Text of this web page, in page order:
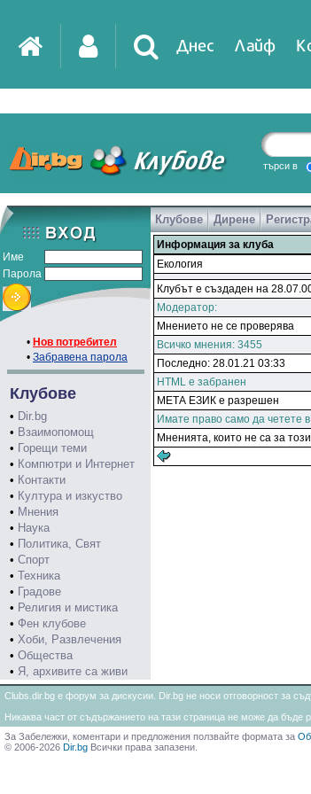
Днес Лайф
търси в
Име
Парола
• Нов потребител
• Забравена парола
Клубове
• Dir.bg
• Взаимопомощ
• Горещи теми
• Компютри и Интернет
• Контакти
• Култура и изкуство
• Мнения
• Наука
• Политика, Свят
• Спорт
• Техника
• Градове
• Религия и мистика
• Фен клубове
• Хоби, Развлечения
• Общества
• Я, архивите са живи
Клубове Дирене
Информация за клуба
Екология
Клубът е създаден на
Модератор:
Мнението не се проверява
Всичко мнения: 3455
Последно: 28.01.21 03:33
HTML е забранен
МЕТА ЕЗИК е разрешен
Имате право само да четете в
Мненията, които не са за
Clubs.dir.bg е форум за дискусии. Dir.bg не носи отговорност за
Никаква част от съдържанието на тази страница не може да бъде
За Забележки, коментари и предложения ползвайте формата за
© 2006-2026 Dir.bg Всички права запазени.